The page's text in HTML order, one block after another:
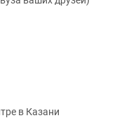
в Казани